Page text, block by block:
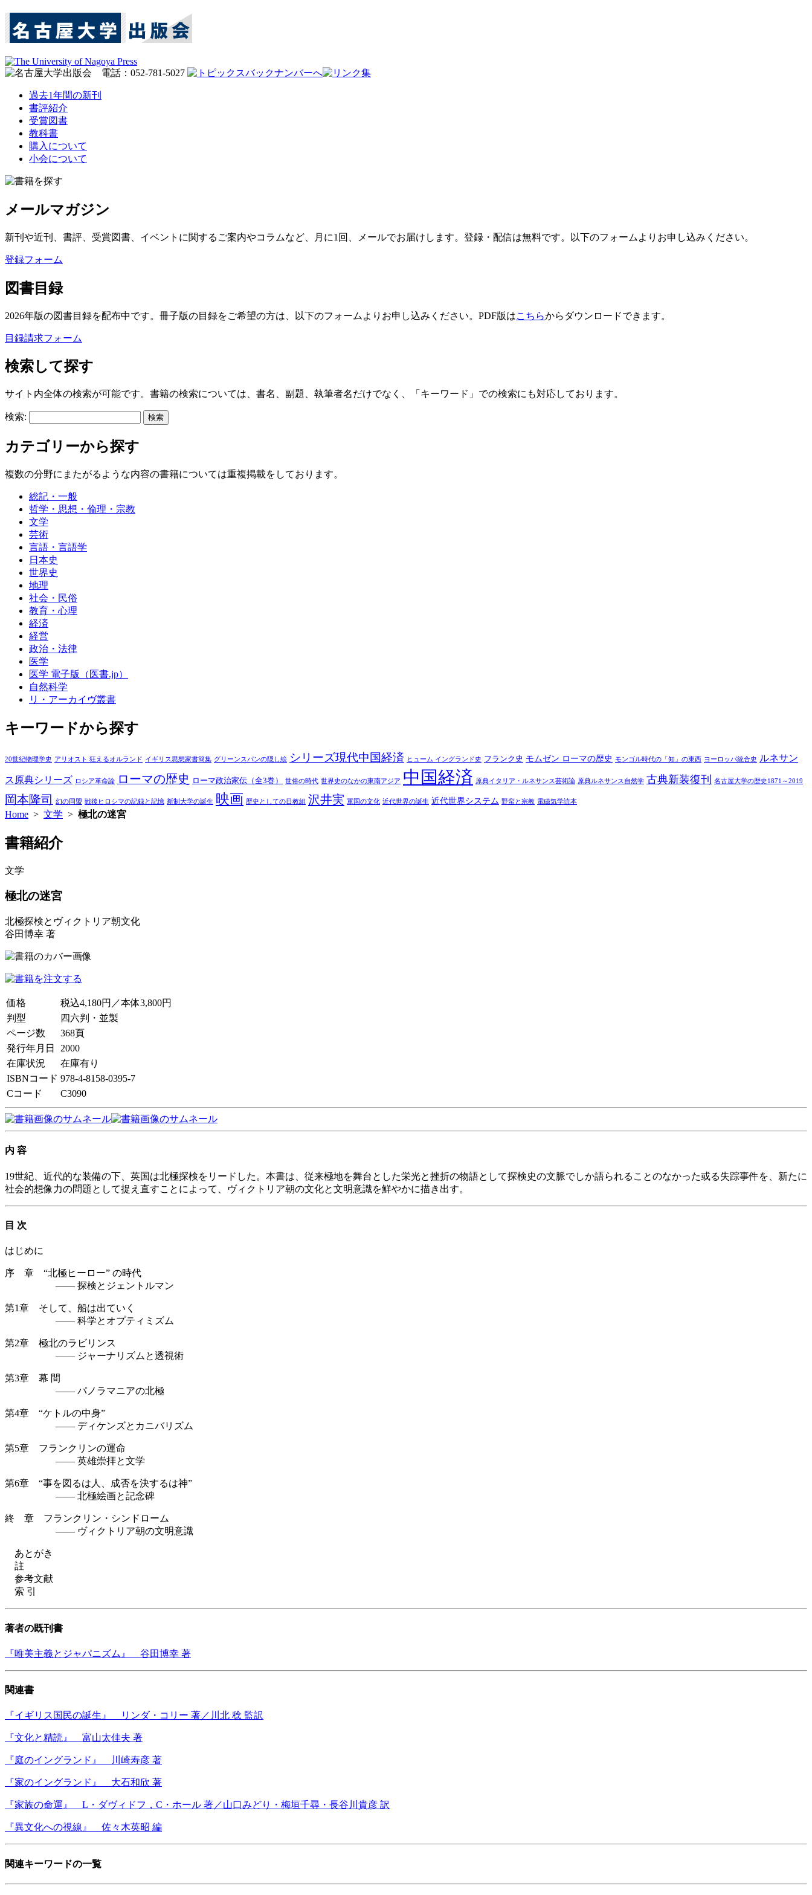
過去1年間の新刊
書評紹介
受賞図書
教科書
購入について
小会について
メールマガジン
新刊や近刊、書評、受賞図書、イベントに関するご案内やコラムなど、月に1回、メールでお届けします。登録・配信は無料です。以下のフォームよりお申し込みください。
登録フォーム
図書目録
2026年版の図書目録を配布中です。冊子版の目録をご希望の方は、以下のフォームよりお申し込みください。PDF版はこちらからダウンロードできます。
目録請求フォーム
検索して探す
サイト内全体の検索が可能です。書籍の検索については、書名、副題、執筆者名だけでなく、「キーワード」での検索にも対応しております。
検索:
カテゴリーから探す
複数の分野にまたがるような内容の書籍については重複掲載をしております。
総記・一般
哲学・思想・倫理・宗教
文学
芸術
言語・言語学
日本史
世界史
地理
社会・民俗
教育・心理
経済
経営
政治・法律
医学
医学 電子版（医書.jp）
自然科学
リ・アーカイヴ叢書
キーワードから探す
20世紀物理学史 アリオスト 狂えるオルランド イギリス思想家書簡集 グリーンスパンの隠し絵 シリーズ現代中国経済 ヒューム イングランド史 フランク史 モムゼン ローマの歴史 モンゴル時代の「知」の東西 ヨーロッパ統合史 ルネサン
ス原典シリーズ ロシア革命論 ローマの歴史 ローマ政治家伝（全3巻） 世俗の時代 世界史のなかの東南アジア 中国経済 原典イタリア・ルネサンス芸術論 原典ルネサンス自然学 古典新装復刊 名古屋大学の歴史1871～2019
岡本隆司 幻の同盟 戦後ヒロシマの記録と記憶 新制大学の誕生 映画 歴史としての日教組 沢井実 軍国の文化 近代世界の誕生 近代世界システム 野蛮と宗教 電磁気学読本
Home > 文学 > 極北の迷宮
書籍紹介
文学
極北の迷宮
北極探検とヴィクトリア朝文化
谷田博幸 著
価格
税込4,180円／本体3,800円
判型
四六判・並製
ページ数
368頁
発行年月日
2000
在庫状況
在庫有り
ISBNコード 978-4-8158-0395-7
Cコード
C3090
内 容
19世紀、近代的な装備の下、英国は北極探検をリードした。本書は、従来極地を舞台とした栄光と挫折の物語として探検史の文脈でしか語られることのなかった或る失踪事件を、新たに
社会的想像力の問題として捉え直すことによって、ヴィクトリア朝の文化と文明意識を鮮やかに描き出す。
目 次
はじめに
序 章 “北極ヒーロー” の時代
—— 探検とジェントルマン
第1章 そして、船は出ていく
—— 科学とオプティミズム
第2章 極北のラビリンス
—— ジャーナリズムと透視術
第3章 幕 間
—— パノラマニアの北極
第4章 “ケトルの中身”
—— ディケンズとカニバリズム
第5章 フランクリンの運命
—— 英雄崇拝と文学
第6章 “事を図るは人、成否を決するは神”
—— 北極絵画と記念碑
終 章 フランクリン・シンドローム
—— ヴィクトリア朝の文明意識
あとがき
註
参考文献
索 引
著者の既刊書
『唯美主義とジャパニズム』 谷田博幸 著
関連書
『イギリス国民の誕生』 リンダ・コリー 著／川北 稔 監訳
『文化と精読』 富山太佳夫 著
『庭のイングランド』 川崎寿彦 著
『家のイングランド』 大石和欣 著
『家族の命運』 L・ダヴィドフ，C・ホール 著／山口みどり・梅垣千尋・長谷川貴彦 訳
『異文化への視線』 佐々木英昭 編
関連キーワードの一覧